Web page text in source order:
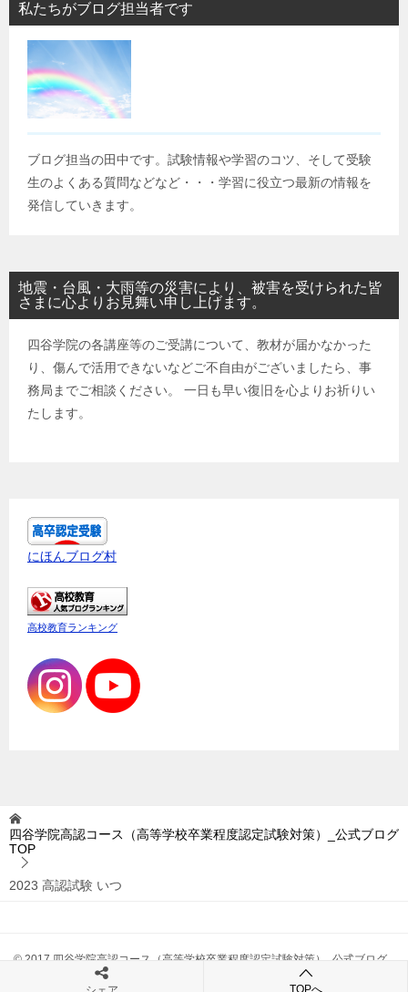
私たちがブログ担当者です
ブログ担当の田中です。試験情報や学習のコツ、そして受験
生のよくある質問などなど・・・学習に役立つ最新の情報を
発信していきます。
地震・台風・大雨等の災害により、被害を受けられた皆
さまに心よりお見舞い申し上げます。
四谷学院の各講座等のご受講について、教材が届かなかった
り、傷んで活用できないなどご不自由がございましたら、事
務局までご相談ください。 一日も早い復旧を心よりお祈りい
たします。
にほんブログ村
高校教育ランキング
四谷学院高認コース（高等学校卒業程度認定試験対策）_公式ブログ
TOP
2023 高認試験 いつ
© 2017 四谷学院高認コース（高等学校卒業程度認定試験対策）_公式ブログ
TOPへ